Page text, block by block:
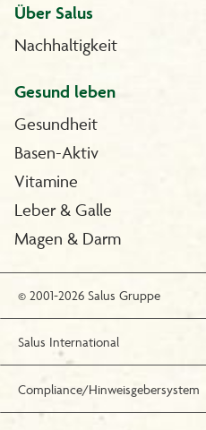
Über Salus
Nachhaltigkeit
Gesund leben
Gesundheit
Basen-Aktiv
Vitamine
Leber & Galle
Magen & Darm
© 2001-2026 Salus Gruppe
Salus International
Compliance/Hinweisgebersystem